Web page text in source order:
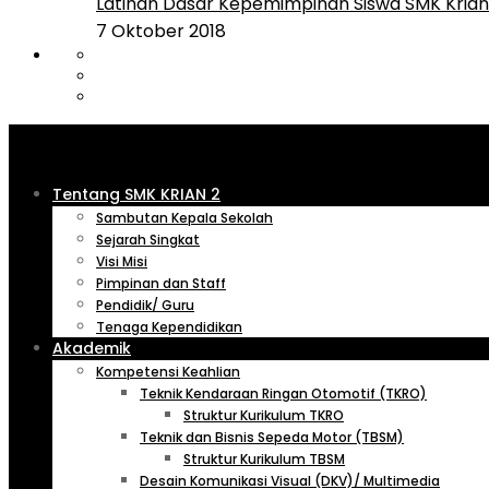
7 Oktober 2018
Tentang SMK KRIAN 2
Sambutan Kepala Sekolah
Sejarah Singkat
Visi Misi
Pimpinan dan Staff
Pendidik/ Guru
Tenaga Kependidikan
Akademik
Kompetensi Keahlian
Teknik Kendaraan Ringan Otomotif (TKRO)
Struktur Kurikulum TKRO
Teknik dan Bisnis Sepeda Motor (TBSM)
Struktur Kurikulum TBSM
Desain Komunikasi Visual (DKV)/ Multimedia